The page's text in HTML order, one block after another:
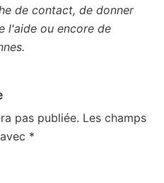
de contact, de donner
l'aide ou encore de
pas publiée. Les champs
*